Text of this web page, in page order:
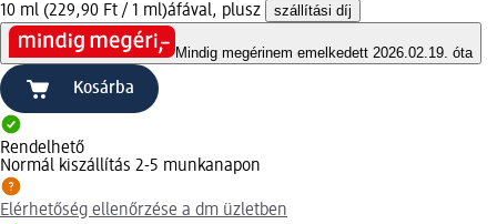
10 ml (229,90 Ft / 1 ml)áfával, plusz szállítási díj
Mindig megérinem emelkedett 2026.02.19. óta
Kosárba
Rendelhető
Normál kiszállítás 2-5 munkanapon
Elérhetőség ellenőrzése a dm üzletben